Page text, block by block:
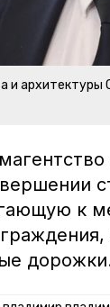
и архитектуры
к